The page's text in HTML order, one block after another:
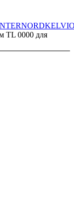
NORD
0000 для